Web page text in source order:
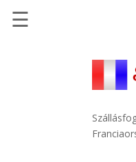
Szállásinfo.eu
Repülőjegy
☰